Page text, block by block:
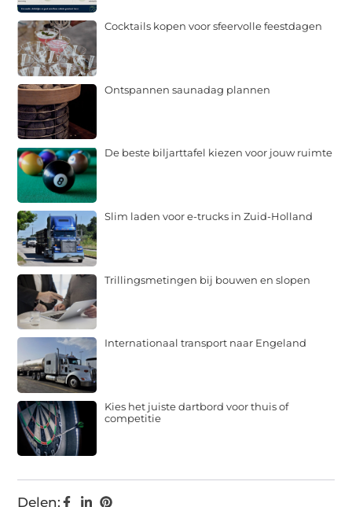
Delen:
Cocktails kopen voor sfeervolle feestdagen
Ontspannen saunadag plannen
De beste biljarttafel kiezen voor jouw ruimte
Slim laden voor e-trucks in Zuid-Holland
Trillingsmetingen bij bouwen en slopen
Internationaal transport naar Engeland
Kies het juiste dartbord voor thuis of
competitie